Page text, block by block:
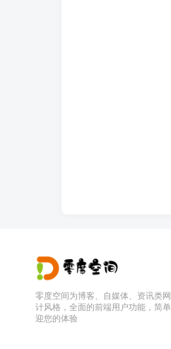
零度空间为博客、自媒体、资讯类
计风格，全面的前端用户功能，简
迎您的体验